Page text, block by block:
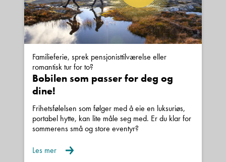
Familieferie, sprek pensjonisttilværelse eller
romantisk tur for to?
Bobilen som passer for deg og
dine!
Frihetsfølelsen som følger med å eie en luksuriøs,
portabel hytte, kan lite måle seg med. Er du klar for
sommerens små og store eventyr?
Les mer